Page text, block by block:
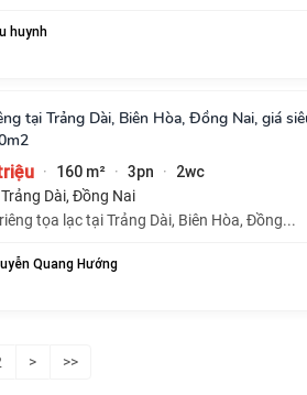
huynh
· 160 m² · 3pn · 2wc
Dài, Đồng Nai
tọa lạc tại Trảng Dài, Biên Hòa, Đồng...
Quang Hướng
> >>